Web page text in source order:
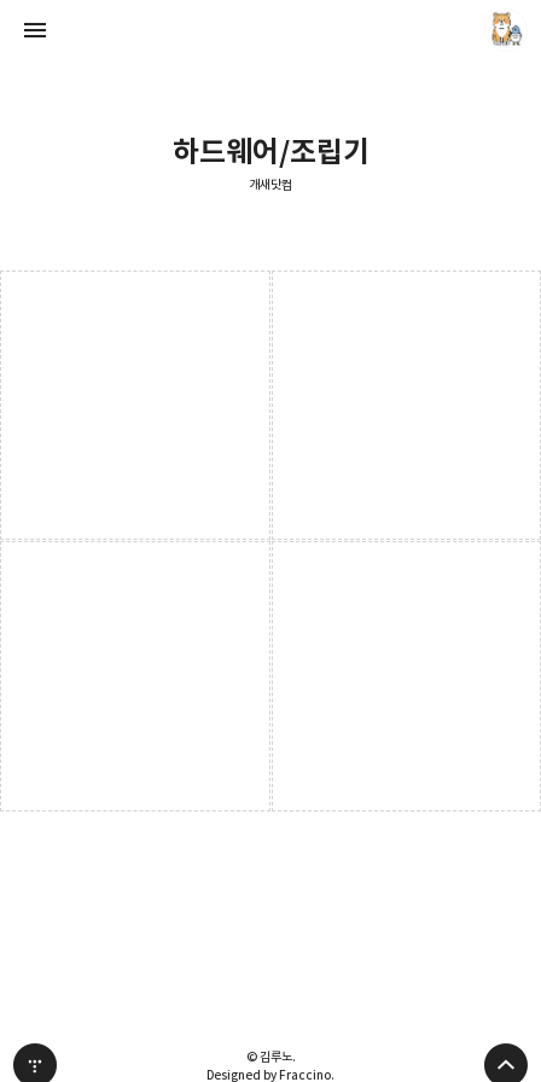
하드웨어/조립기
개새닷컴
개새닷컴
© 김루노.
Designed by Fraccino.